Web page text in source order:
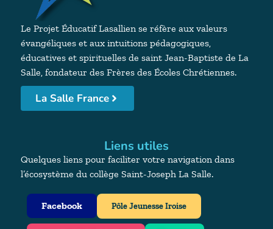
Le Projet Éducatif Lasallien se réfère aux valeurs
évangéliques et aux intuitions pédagogiques,
éducatives et spirituelles de saint Jean-Baptiste de La
Salle, fondateur des Frères des Écoles Chrétiennes.
La Salle France
Liens utiles
Quelques liens pour faciliter votre navigation dans
l’écosystème du collège Saint-Joseph La Salle.
Facebook Pôle Jeunesse Iroise